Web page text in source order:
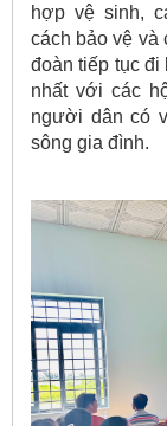
hợp vệ sinh,
cách bảo vệ và
đoàn tiếp tục đi
nhất với các
người dân có
sông gia đình.